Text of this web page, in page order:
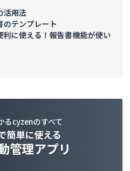
活用法
のテンプレート
に使える！報告書機能が使い
るcyzenのすべて
簡単に使える
管理アプリ